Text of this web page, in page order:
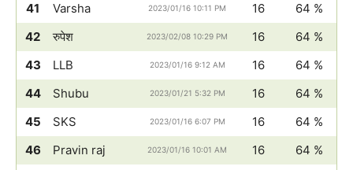
41
Varsha 2023/01/16 10:11 PM 16
64 %
42
रुपेश 2023/02/08 10:29 PM 16
64 %
43
LLB 2023/01/16 9:12 AM 16
64 %
44
Shubu 2023/01/21 5:32 PM 16
64 %
45
SKS 2023/01/16 6:07 PM 16
64 %
46
Pravin raj 2023/01/16 10:01 AM 16
64 %